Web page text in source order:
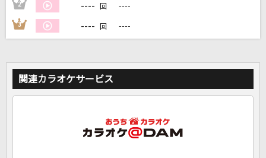
2 ---- 回 ----
3 ---- 回 ----
関連カラオケサービス